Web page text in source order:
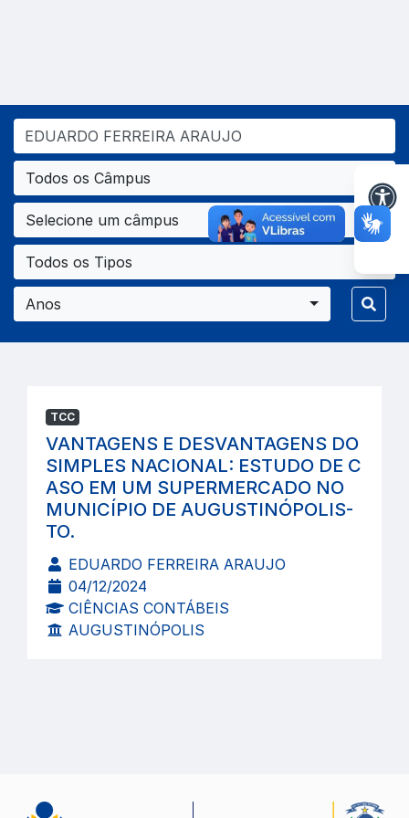
Todos os Câmpus
Selecione um câmpus
Todos os Tipos
Anos
TCC
VANTAGENS E DESVANTAGENS DO
SIMPLES NACIONAL: ESTUDO DE C
ASO EM UM SUPERMERCADO NO
MUNICÍPIO DE AUGUSTINÓPOLIS-
TO.
EDUARDO FERREIRA ARAUJO
04/12/2024
CIÊNCIAS CONTÁBEIS
AUGUSTINÓPOLIS